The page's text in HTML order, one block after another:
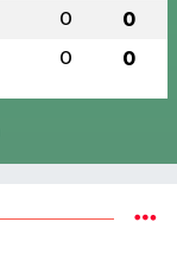
0 0
0 0